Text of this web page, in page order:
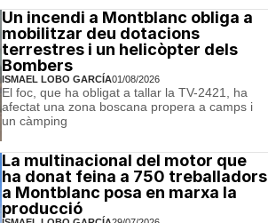
Un incendi a Montblanc obliga a
mobilitzar deu dotacions
terrestres i un helicòpter dels
Bombers
ISMAEL LOBO GARCÍA01/08/2026
El foc, que ha obligat a tallar la TV-2421, ha
afectat una zona boscana propera a camps i
un càmping
La multinacional del motor que
ha donat feina a 750 treballadors
a Montblanc posa en marxa la
producció